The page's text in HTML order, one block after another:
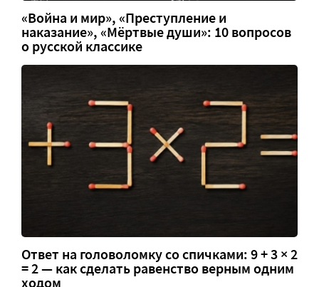
«Война и мир», «Преступление и
наказание», «Мёртвые души»: 10 вопросов
о русской классике
Ответ на головоломку со спичками: 9 + 3 × 2
= 2 — как сделать равенство верным одним
ходом